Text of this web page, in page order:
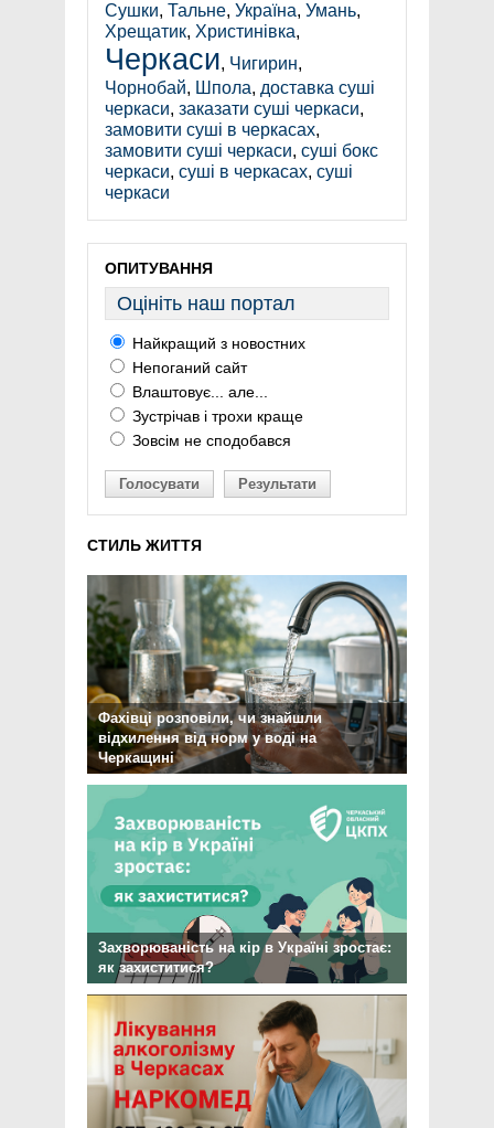
Сушки, Тальне, Україна, Умань,
Хрещатик, Христинівка,
Черкаси, Чигирин,
Чорнобай, Шпола, доставка суші
черкаси, заказати суші черкаси,
замовити суші в черкасах,
замовити суші черкаси, суші бокс
черкаси, суші в черкасах, суші
черкаси
ОПИТУВАННЯ
Оцініть наш портал
Найкращий з новостних
Непоганий сайт
Влаштовує... але...
Зустрічав і трохи краще
Зовсім не сподобався
Голосувати Результати
СТИЛЬ ЖИТТЯ
Фахівці розповіли, чи знайшли
відхилення від норм у воді на
Черкащині
Захворюваність на кір в Україні зростає:
як захиститися?